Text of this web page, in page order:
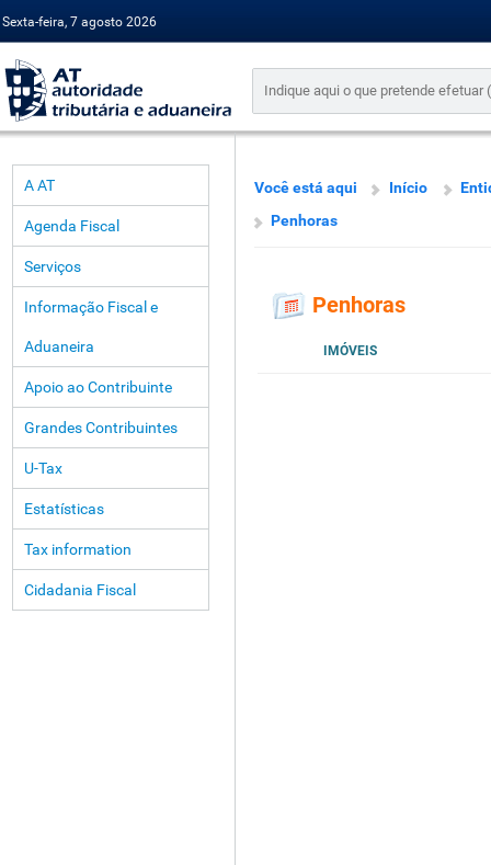
Sexta-feira, 7 agosto 2026
A AT
Agenda Fiscal
Serviços
Informação Fiscal e
Aduaneira
Apoio ao Contribuinte
Grandes Contribuintes
U-Tax
Estatísticas
Tax information
Cidadania Fiscal
Você está aqui Início
Penhoras
Penhoras
IMÓVEIS